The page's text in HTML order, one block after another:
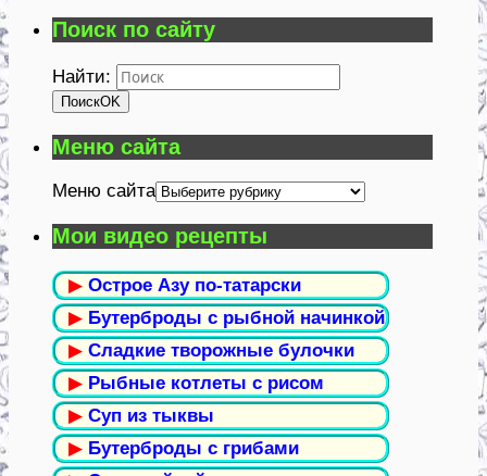
Поиск по сайту
Найти:
ПоискOK
Меню сайта
Меню сайта
Мои видео рецепты
▶ Острое Азу по-татарски
▶ Бутерброды с рыбной начинкой
▶ Сладкие творожные булочки
▶ Рыбные котлеты с рисом
▶ Суп из тыквы
▶ Бутерброды с грибами